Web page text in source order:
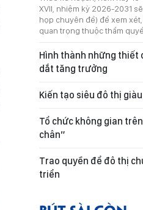
XVII, nhiệm kỳ 2026-2031
họp chuyên đề) để xem
quan trọng thuộc thẩm
Hình thành những thiết
dắt tăng trưởng
Kiến tạo siêu đô thị
Tổ chức không gian
chân”
Trao quyền để đô thị
triển